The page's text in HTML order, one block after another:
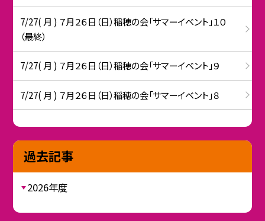
7/27( 月 ) ７月２６日（日）稲穂の会「サマーイベント」１０
（最終）
7/27( 月 ) ７月２６日（日）稲穂の会「サマーイベント」９
7/27( 月 ) ７月２６日（日）稲穂の会「サマーイベント」８
過去記事
2026年度